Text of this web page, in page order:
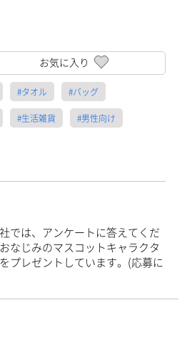
お気に入り
#タオル #バッグ
#生活雑貨 #男性向け
では、アンケートに答えてくだ
なじみのマスコットキャラクタ
プレゼントしています。(応募に